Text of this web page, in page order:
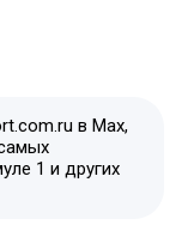
в Max,
1 и других